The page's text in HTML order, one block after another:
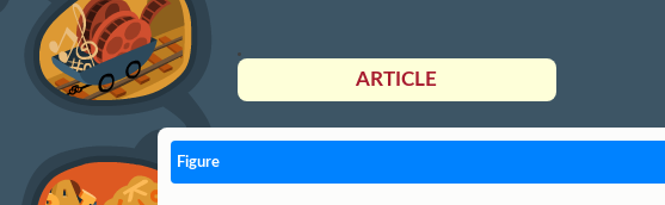
ARTICLE
Figure